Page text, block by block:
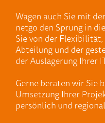
Wagen auch Sie mit
netgo den Sprung in
Sie von der
Abteilung und der
der Auslagerung Ihrer
Gerne beraten wir Sie
Umsetzung Ihrer
persönlich und